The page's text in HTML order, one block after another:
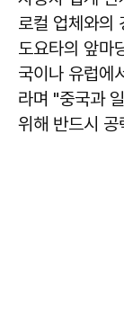
로컬 업체와의
도요타의 앞마
국이나 유럽에
라며 "중국과
위해 반드시